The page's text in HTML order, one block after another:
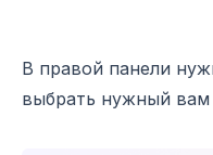
В правой панели
выбрать нужный вам